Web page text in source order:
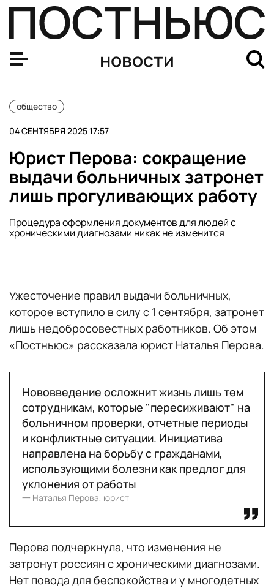
новости
общество
04 СЕНТЯБРЯ 2025 17:57
Юрист Перова: сокращение
выдачи больничных затронет
лишь прогуливающих работу
Процедура оформления документов для людей с
хроническими диагнозами никак не изменится
Ужесточение правил выдачи больничных,
которое вступило в силу с 1 сентября, затронет
лишь недобросовестных работников. Об этом
«Постньюс» рассказала юрист Наталья Перова.
Нововведение осложнит жизнь лишь тем
сотрудникам, которые "пересиживают" на
больничном проверки, отчетные периоды
и конфликтные ситуации. Инициатива
направлена на борьбу с гражданами,
использующими болезни как предлог для
уклонения от работы
一 Наталья Перова, юрист
Перова подчеркнула, что изменения не
затронут россиян с хроническими диагнозами.
Нет повода для беспокойства и у многодетных
Юрист Шалоносов: сокращение сроков больничного